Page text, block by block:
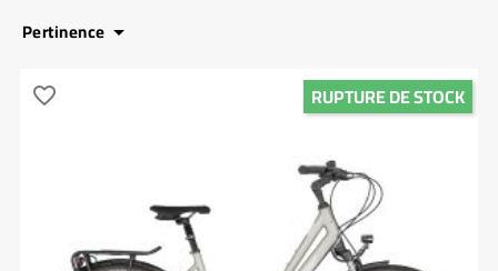
Pertinence 
RUPTURE DE STOCK
favorite_border